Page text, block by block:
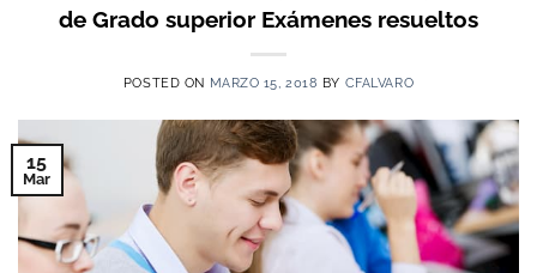
de Grado superior Exámenes resueltos
POSTED ON MARZO 15, 2018 BY CFALVARO
15
Mar